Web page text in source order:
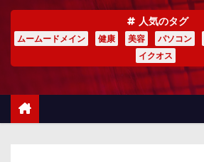
人気のタグ
ムームードメイン 健康 美容 パソコン
イクオス